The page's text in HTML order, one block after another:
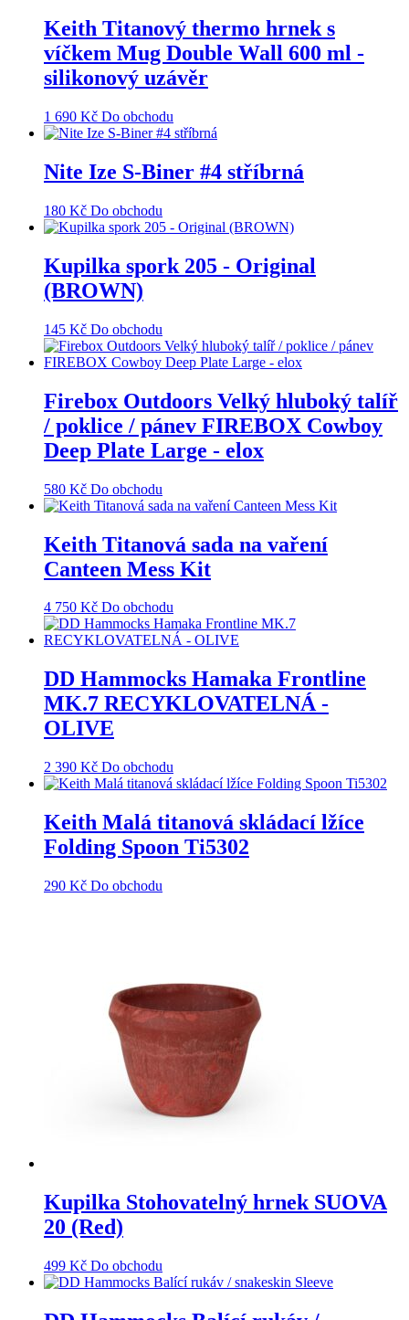
Keith Titanový thermo hrnek s
víčkem Mug Double Wall 600 ml -
silikonový uzávěr
1 690 Kč Do obchodu
Nite Ize S-Biner #4 stříbrná
180 Kč Do obchodu
Kupilka spork 205 - Original
(BROWN)
145 Kč Do obchodu
Firebox Outdoors Velký hluboký talíř
/ poklice / pánev FIREBOX Cowboy
Deep Plate Large - elox
580 Kč Do obchodu
Keith Titanová sada na vaření
Canteen Mess Kit
4 750 Kč Do obchodu
DD Hammocks Hamaka Frontline
MK.7 RECYKLOVATELNÁ -
OLIVE
2 390 Kč Do obchodu
Keith Malá titanová skládací lžíce
Folding Spoon Ti5302
290 Kč Do obchodu
Kupilka Stohovatelný hrnek SUOVA
20 (Red)
499 Kč Do obchodu